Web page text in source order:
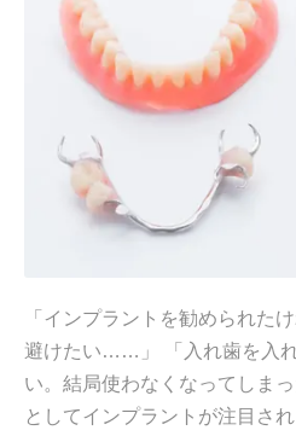
「インプラントを勧められた
避けたい……」 「入れ歯を入
い。結局使わなくなってしま
としてインプラントが注目さ